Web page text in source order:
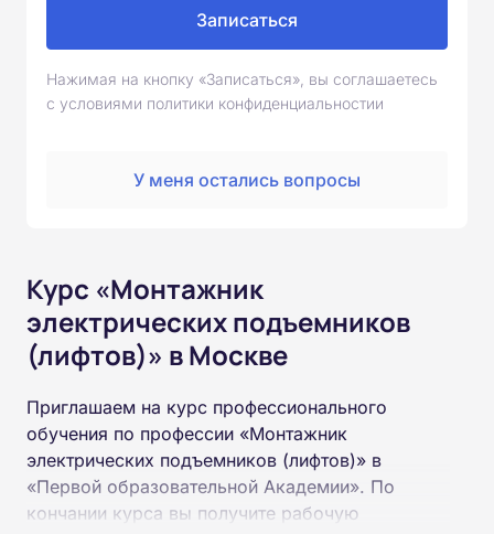
Записаться
Нажимая на кнопку «Записаться», вы соглашаетесь
с условиями политики конфиденциальностии
У меня остались вопросы
Курс «Монтажник
электрических подъемников
(лифтов)» в Москве
Приглашаем на курс профессионального
обучения по профессии «Монтажник
электрических подъемников (лифтов)» в
«Первой образовательной Академии». По
кончании курса вы получите рабочую